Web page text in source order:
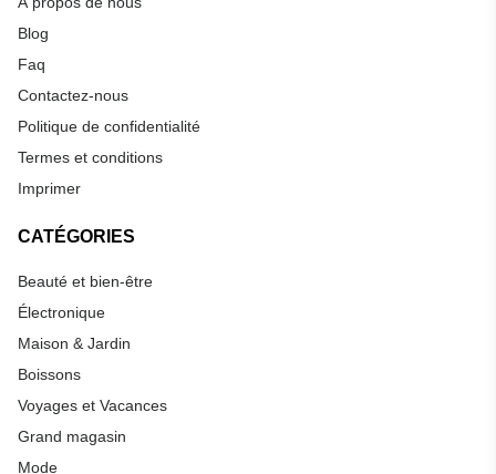
Blog
Faq
Contactez-nous
Politique de confidentialité
Termes et conditions
Imprimer
CATÉGORIES
Beauté et bien-être
Électronique
Maison & Jardin
Boissons
Voyages et Vacances
Grand magasin
Mode